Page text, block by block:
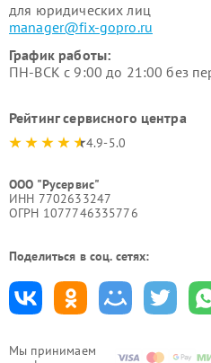
Мы принимаем
для юридических лиц
manager@fix-gopro.ru
График работы:
ПН-ВСК с 9:00 до 21:00 без
Рейтинг сервисного центра
4.9-5.0
ООО "Русервис"
ИНН 7702633247
ОГРН 1077746335776
Поделиться в соц. сетях: